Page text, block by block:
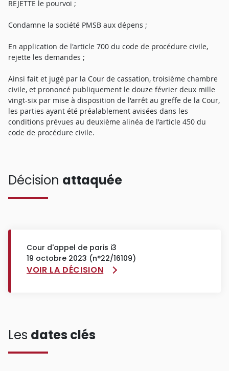
REJETTE le pourvoi ;
Condamne la société PMSB aux dépens ;
En application de l'article 700 du code de procédure civile,
rejette les demandes ;
Ainsi fait et jugé par la Cour de cassation, troisième chambre
civile, et prononcé publiquement le douze février deux mille
vingt-six par mise à disposition de l'arrêt au greffe de la Cour,
les parties ayant été préalablement avisées dans les
conditions prévues au deuxième alinéa de l'article 450 du
code de procédure civile.
Décision attaquée
Cour d'appel de paris i3
19 octobre 2023 (n°22/16109)
VOIR LA DÉCISION
Les dates clés